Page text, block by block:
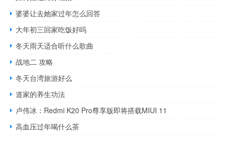
婆婆让去她家过年怎么回答
大年初三回家吃饭好吗
冬天雨天适合听什么歌曲
战地二 攻略
冬天台湾旅游好么
道家的养生功法
卢伟冰：Redmi K20 Pro尊享版即将搭载MIUI 11
高血压过年喝什么茶